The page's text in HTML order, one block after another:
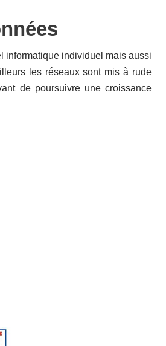
informatique individuel mais aussi
les réseaux sont mis à rude
de poursuivre une croissance